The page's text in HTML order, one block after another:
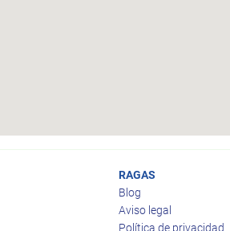
RAGAS
Blog
Aviso legal
Política de privacidad